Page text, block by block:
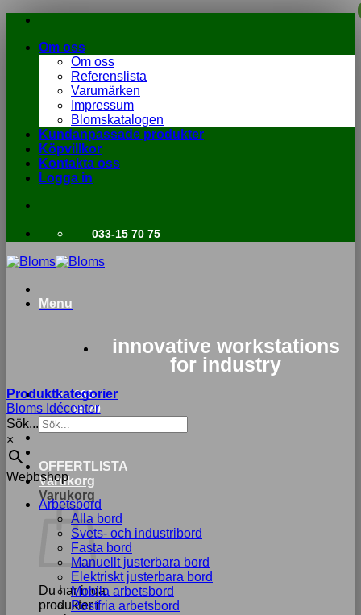
Skip
contentOm oss
Om oss
Referenslista
Varumärken
Impressum
Blomskatalogen
Kundanpassade produkter
Köpvillkor
Kontakta oss
Logga in
033-15 70 75
Menu
innovative workstations
for industry
033-
15 70
OFFERTLISTA
Varukorg
Varukorg
Du har inga
produkter i
Produktkategorier
Bloms Idécenter
Sök...
×
Webbshop
Arbetsbord
Alla bord
Svets- och industribord
Fasta bord
Manuellt justerbara bord
Elektriskt justerbara bord
Mobila arbetsbord
Rostfria arbetsbord
Nödvändiga
Dessa kakor
går inte att
välja bort. De
behövs för att
hemsidan
över huvud
taget ska
fungera.